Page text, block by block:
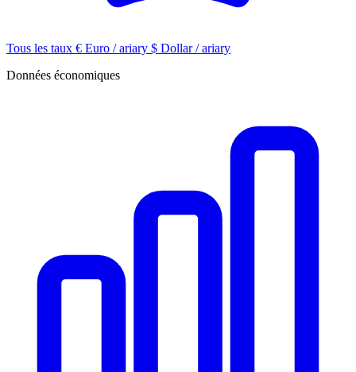
Tous les taux € Euro / ariary $ Dollar / ariary
Données économiques